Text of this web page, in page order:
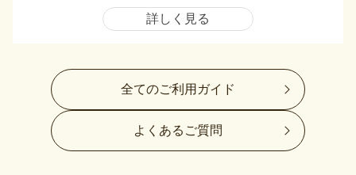
詳しく見る
全てのご利用ガイド
よくあるご質問